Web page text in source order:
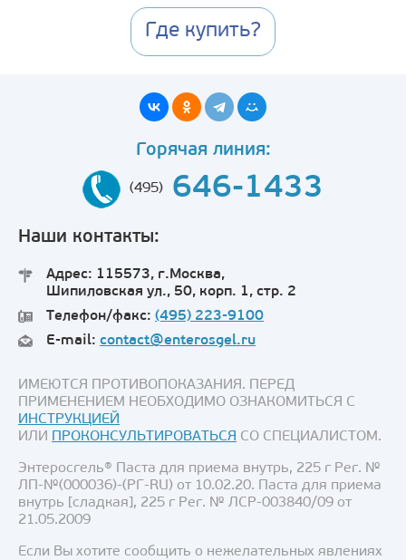
Где купить?
Горячая линия:
(495) 646-1433
Наши контакты:
Адрес: 115573, г.Москва,
Шипиловская ул., 50, корп. 1, стр. 2
Телефон/факс: (495) 223-9100
E-mail: contact@enterosgel.ru
ИМЕЮТСЯ ПРОТИВОПОКАЗАНИЯ. ПЕРЕД
ПРИМЕНЕНИЕМ НЕОБХОДИМО ОЗНАКОМИТЬСЯ С
ИНСТРУКЦИЕЙ
ИЛИ ПРОКОНСУЛЬТИРОВАТЬСЯ СО СПЕЦИАЛИСТОМ.
Энтеросгель® Паста для приема внутрь, 225 г Рег. №
ЛП-№(000036)-(РГ-RU) от 10.02.20. Паста для приема
внутрь [сладкая], 225 г Рег. № ЛСР-003840/09 от
21.05.2009
Если Вы хотите сообщить о нежелательных явлениях